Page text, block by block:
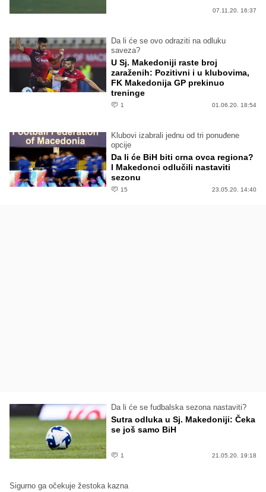
07.11.20. 16:37
Da li će se ovo odraziti na odluku
saveza?
U Sj. Makedoniji raste broj
zaraženih: Pozitivni i u klubovima,
FK Makedonija GP prekinuo
treninge
1 01.06.20. 18:54
Klubovi izabrali jednu od tri ponuđene
opcije
Da li će BiH biti crna ovca regiona?
I Makedonci odlučili nastaviti
sezonu
15 23.05.20. 14:40
Da li će se fudbalska sezona nastaviti?
Sutra odluka u Sj. Makedoniji: Čeka
se još samo BiH
1 21.05.20. 19:18
Sigurno ga očekuje žestoka kazna